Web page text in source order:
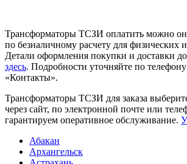
Трансформаторы ТСЗИ оплатить можно
по безналичному расчету для физических
Детали оформления покупки и доставки
здесь. Подробности уточняйте по
«Контакты».
Трансформаторы ТСЗИ для заказа
через сайт, по электронной почте или
гарантируем оперативное обслуживание.
Абакан
Архангельск